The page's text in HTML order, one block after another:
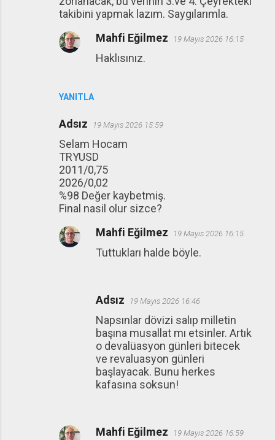
takibini yapmak lazım. Saygılarımla.
YANITLA
Mahfi Eğilmez 19 Mayıs 2026 16:15
Haklısınız.
Adsız 19 Mayıs 2026 15:59
Selam Hocam
TRYUSD
2011/0,75
2026/0,02
%98 Değer kaybetmiş.
Final nasil olur sizce?
Mahfi Eğilmez 19 Mayıs 2026 16:15
Tuttukları halde böyle.
Adsız 19 Mayıs 2026 16:46
Napsınlar dövizi salıp milletin
başına musallat mı etsinler. Artık
o devalüasyon günleri bitecek
ve revaluasyon günleri
başlayacak. Bunu herkes
kafasına soksun!
Mahfi Eğilmez 19 Mayıs 2026 16:59